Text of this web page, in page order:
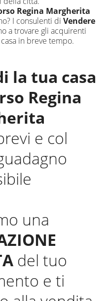
Regina Margherita
I consulenti di Vendere
a trovare gli acquirenti
in breve tempo.
la tua casa
Regina
e col
una
del tuo
e ti